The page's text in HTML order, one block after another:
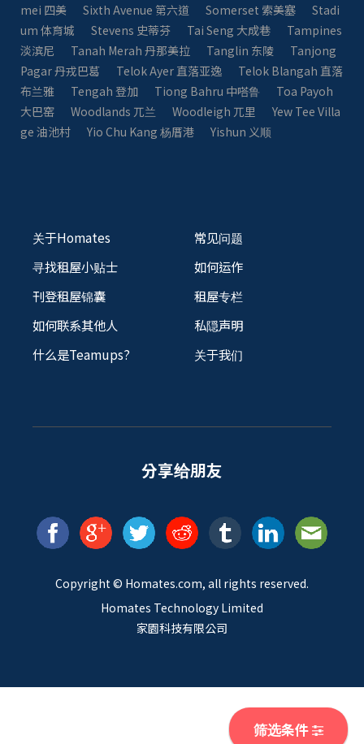
筛选条件
mei 四美
Sixth Avenue 第六道 Somerset 索美塞
Stadi
um 体育城
Stevens 史蒂芬 Tai Seng 大成巷
Tampines
淡滨尼
Tanah Merah 丹那美拉 Tanglin 东陵
Tanjong
Pagar 丹戎巴葛
Telok Ayer 直落亚逸
Telok Blangah 直落
布兰雅
Tengah 登加 Tiong Bahru 中嗒鲁
Toa Payoh
大巴窑
Woodlands 兀兰 Woodleigh 兀里
Yew Tee Villa
ge 油池村
Yio Chu Kang 杨厝港 Yishun 义顺
关于Homates
寻找租屋小贴士
刊登租屋锦囊
如何联系其他人
什么是Teamups?
常见问题
如何运作
租屋专栏
私隠声明
关于我们
分享给朋友
Copyright © Homates.com, all rights reserved.
Homates Technology Limited
家園科技有限公司